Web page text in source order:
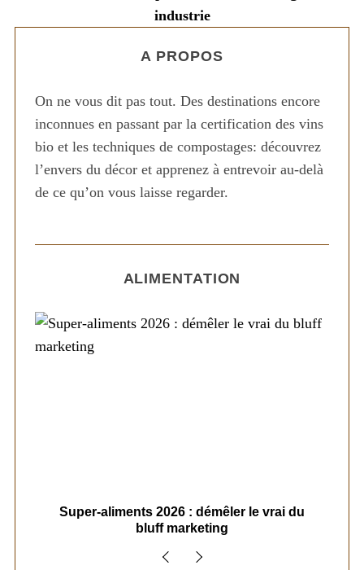
industrie
A PROPOS
On ne vous dit pas tout. Des destinations encore
inconnues en passant par la certification des vins
bio et les techniques de compostages: découvrez
l’envers du décor et apprenez à entrevoir au-delà
de ce qu’on vous laisse regarder.
ALIMENTATION
Super-aliments 2026 : démêler le vrai du
bluff marketing